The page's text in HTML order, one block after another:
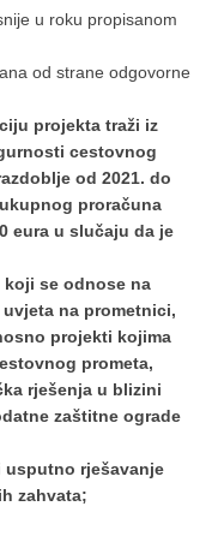
u roku propisanom
od strane odgovorne
projekta traži iz
cestovnog
od 2021. do
proračuna
eura u slučaju da je
se odnose na
na prometnici,
projekti kojima
prometa,
rješenja u blizini
zaštitne ograde
usputno rješavanje
zahvata;